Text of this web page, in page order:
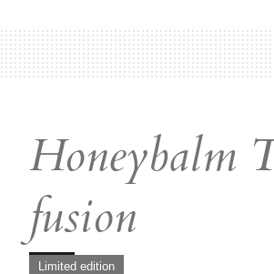
Honeybalm
fusion
Limited edition